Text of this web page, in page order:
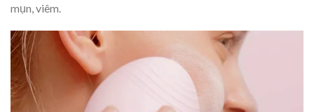
mụn, viêm.